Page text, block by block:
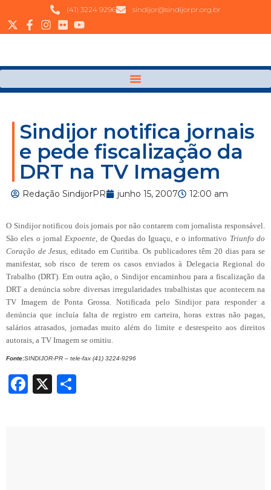
(41) 3224 9296 sindijor@sindijorpr.org.br
Sindijor notifica jornais
e pede fiscalização da
DRT na TV Imagem
Redação SindijorPR junho 15, 2007 12:00 am
O Sindijor notificou dois jornais por não contarem com jornalista responsável.
São eles o jornal Expoente , de Quedas do Iguaçu, e o informativo Triunfo do
Coração de Jesus , editado em Curitiba. Os publicadores têm 20 dias para se
manifestar, sob risco de terem os casos enviados à Delegacia Regional do
Trabalho (DRT). Em outra ação, o Sindijor encaminhou para a fiscalização da
DRT a denúncia sobre diversas irregularidades trabalhistas que acontecem na
TV Imagem de Ponta Grossa. Notificada pelo Sindijor para responder a
denúncia que incluía falta de registro em carteira, horas extras não pagas,
salários atrasados, jornadas muito além do limite e desrespeito aos direitos
autorais, a TV Imagem se omitiu.
Fonte:SINDIJOR-PR – tele-fax (41) 3224-9296
Facebook
X